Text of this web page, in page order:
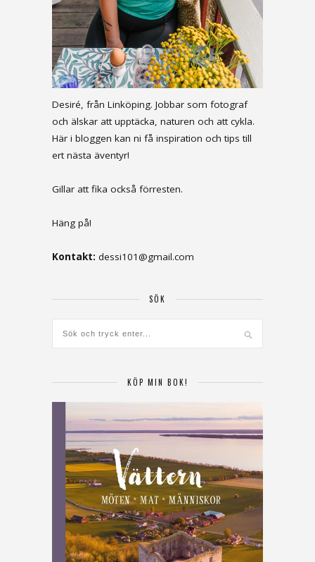
Desiré, från Linköping. Jobbar som fotograf
och älskar att upptäcka, naturen och att cykla.
Här i bloggen kan ni få inspiration och tips till
ert nästa äventyr!
Gillar att fika också förresten.
Häng på!
Kontakt: dessi101@gmail.com
SÖK
KÖP MIN BOK!